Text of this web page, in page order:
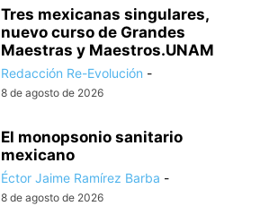
Tres mexicanas singulares,
nuevo curso de Grandes
Maestras y Maestros.UNAM
Redacción Re-Evolución -
8 de agosto de 2026
El monopsonio sanitario
mexicano
Éctor Jaime Ramírez Barba -
8 de agosto de 2026